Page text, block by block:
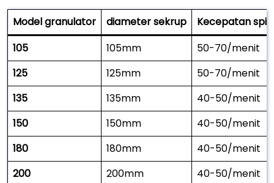
Model granulator diameter sekrup
Kecepatan
105
105mm
50-70/menit
125
125mm
50-70/menit
135
135mm
40-50/menit
150
150mm
40-50/menit
180
180mm
40-50/menit
200
200mm 40-50/menit